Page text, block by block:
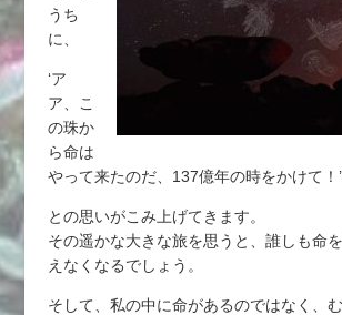
うち
に、
‘ア
ア、こ
の珠か
ら命は
やって来たのだ、137億年の時をかけて！’
との思いがこみ上げてきます。
その遥かな大きな旅を思うと、誰しも命
えなくなるでしょう。
そして、私の中に命があるのではなく、